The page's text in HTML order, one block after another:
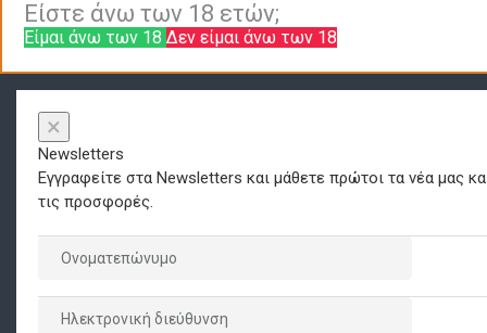
Είστε άνω των 18 ετών;
Είμαι άνω των 18 Δεν είμαι άνω των 18
×
Newsletters
Εγγραφείτε στα Newsletters και μάθετε πρώτοι τα νέα μας
τις προσφορές.